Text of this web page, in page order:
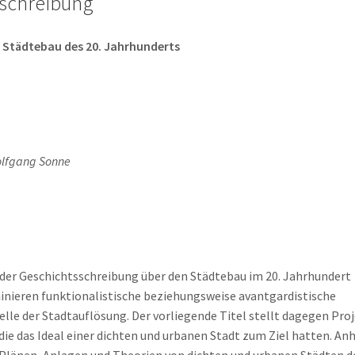
Städtebau des 20. Jahrhunderts
Sonne
Geschichtsschreibung über den Städtebau im 20. Jahrhundert
funktionalistische beziehungsweise avantgardistische
der Stadtauflösung. Der vorliegende Titel stellt dagegen
das Ideal einer dichten und urbanen Stadt zum Ziel hatten.